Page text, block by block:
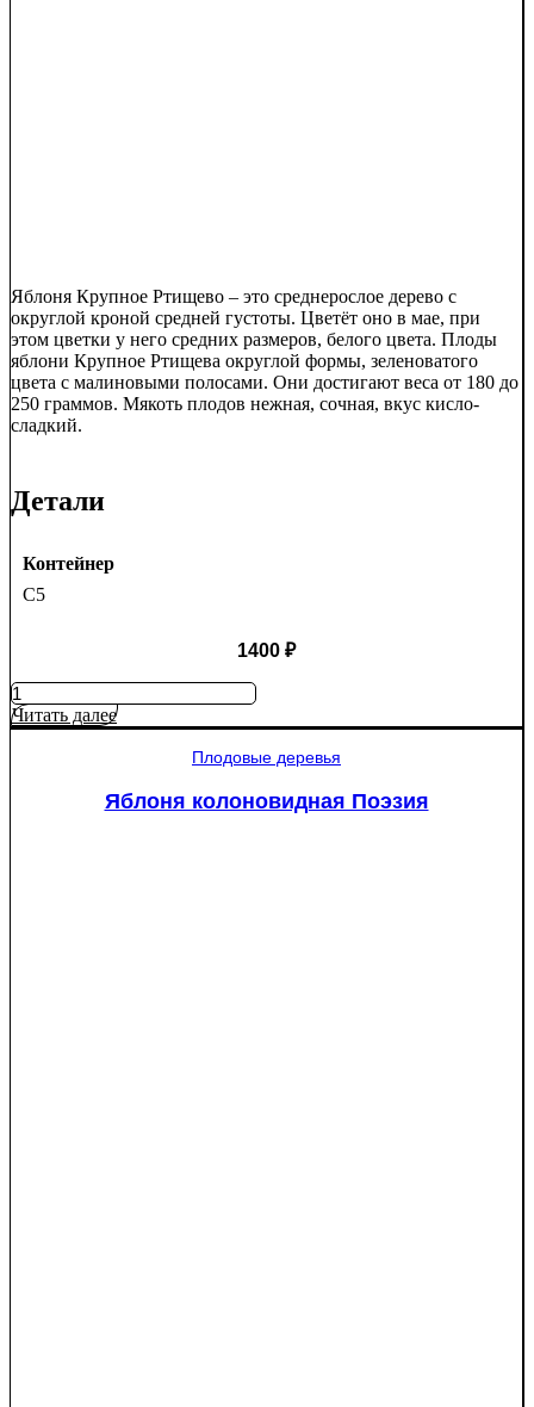
Яблоня Крупное Ртищево – это среднерослое дерево с
округлой кроной средней густоты. Цветёт оно в мае, при
этом цветки у него средних размеров, белого цвета. Плоды
яблони Крупное Ртищева округлой формы, зеленоватого
цвета с малиновыми полосами. Они достигают веса от 180 до
250 граммов. Мякоть плодов нежная, сочная, вкус кисло-
сладкий.
Детали
Контейнер
C5
1400 ₽
Количество
товара
Яблоня
Читать далее
Плодовые деревья
Яблоня колоновидная Поэзия